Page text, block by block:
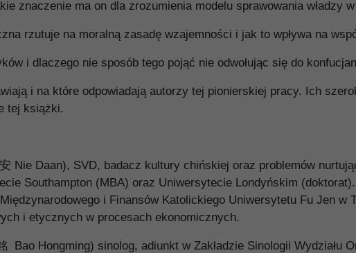
znaczenie ma on dla zrozumienia modelu sprawowania władzy
rzutuje na moralną zasadę wzajemności i jak to wpływa na
i dlaczego nie sposób tego pojąć nie odwołując się do
i na które odpowiadają autorzy tej pionierskiej pracy. Ich
tej książki.
Nie Daan), SVD, badacz kultury chińskiej oraz problemów
Southampton (MBA) oraz Uniwersytecie Londyńskim
i Finansów Katolickiego Uniwersytetu Fu Jen
i etycznych w procesach ekonomicznych.
Bao Hongming) sinolog, adiunkt w Zakładzie Sinologii Wydziału